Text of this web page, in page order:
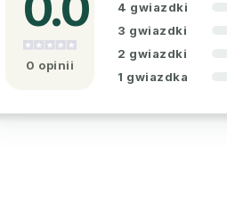
0 opinii
4 gwiazdki
3 gwiazdki
2 gwiazdki
1 gwiazdka